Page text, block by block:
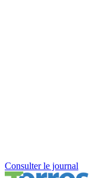
Consulter le journal